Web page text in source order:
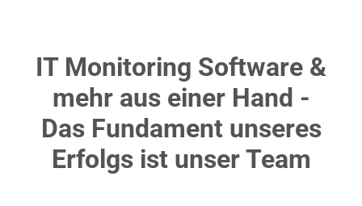
IT Monitoring Software &
mehr aus einer Hand -
Das Fundament unseres
Erfolgs ist unser Team